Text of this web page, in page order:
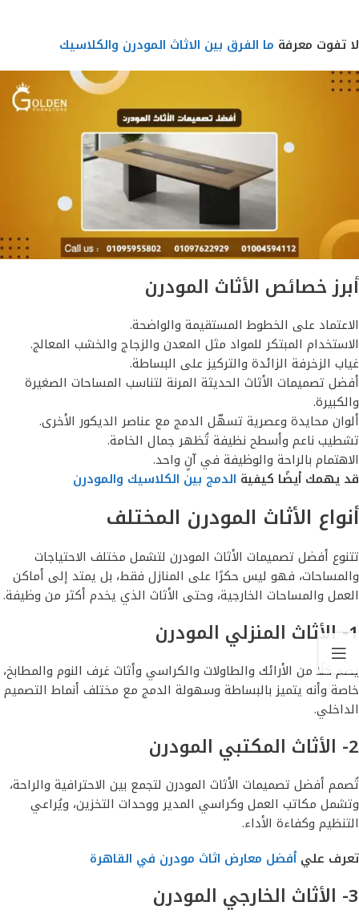
لا تفوت معرفة ما الفرق بين الاثاث المودرن والكلاسيك
أبرز خصائص الأثاث المودرن
الاعتماد على الخطوط المستقيمة والواضحة.
الاستخدام المبتكر للمواد مثل المعدن والزجاج والخشب المعالج.
غياب الزخرفة الزائدة والتركيز على البساطة.
أفضل تصميمات الأثاث الحديثة المرنة لتناسب المساحات الصغيرة
والكبيرة.
ألوان محايدة وعصرية تسهّل الدمج مع عناصر الديكور الأخرى.
تشطيب ناعم وأسطح نظيفة تُظهر جمال الخامة.
الاهتمام بالراحة والوظيفة في آنٍ واحد.
قد يهمك أيضًا كيفية الدمج بين الكلاسيك والمودرن
أنواع الأثاث المودرن المختلف
تتنوع أفضل تصميمات الأثاث المودرن لتشمل مختلف الاحتياجات
والمساحات، فهو ليس حكرًا على المنازل فقط، بل يمتد إلى أماكن
العمل والمساحات الخارجية، وحتى الأثاث الذي يخدم أكثر من وظيفة.
1- الأثاث المنزلي المودرن
يضم كلًا من الأرائك والطاولات والكراسي وأثاث غرف النوم والمطابخ،
خاصة وأنه يتميز بالبساطة وسهولة الدمج مع مختلف أنماط التصميم
الداخلي.
2- الأثاث المكتبي المودرن
تُصمم أفضل تصميمات الأثاث المودرن لتجمع بين الاحترافية والراحة،
وتشمل مكاتب العمل وكراسي المدير ووحدات التخزين، ويُراعي
التنظيم وكفاءة الأداء.
تعرف علي أفضل معارض اثاث مودرن في القاهرة
3- الأثاث الخارجي المودرن